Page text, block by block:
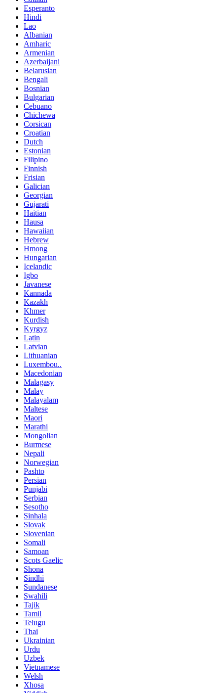
Esperanto
Hindi
Lao
Albanian
Amharic
Armenian
Azerbaijani
Belarusian
Bengali
Bosnian
Bulgarian
Cebuano
Chichewa
Corsican
Croatian
Dutch
Estonian
Filipino
Finnish
Frisian
Galician
Georgian
Gujarati
Haitian
Hausa
Hawaiian
Hebrew
Hmong
Hungarian
Icelandic
Igbo
Javanese
Kannada
Kazakh
Khmer
Kurdish
Kyrgyz
Latin
Latvian
Lithuanian
Luxembou..
Macedonian
Malagasy
Malay
Malayalam
Maltese
Maori
Marathi
Mongolian
Burmese
Nepali
Norwegian
Pashto
Persian
Punjabi
Serbian
Sesotho
Sinhala
Slovak
Slovenian
Somali
Samoan
Scots Gaelic
Shona
Sindhi
Sundanese
Swahili
Tajik
Tamil
Telugu
Thai
Ukrainian
Urdu
Uzbek
Vietnamese
Welsh
Xhosa